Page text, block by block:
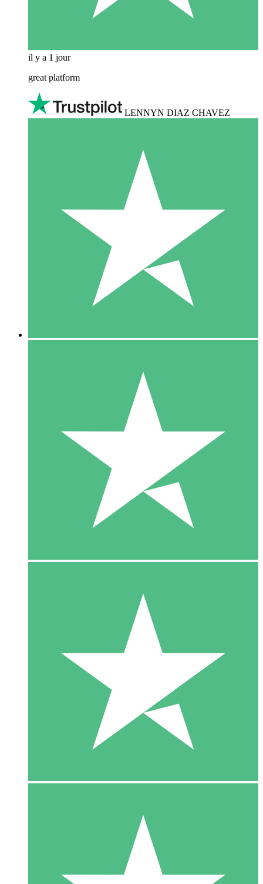
il y a 1 jour
great platform
LENNYN DIAZ CHAVEZ